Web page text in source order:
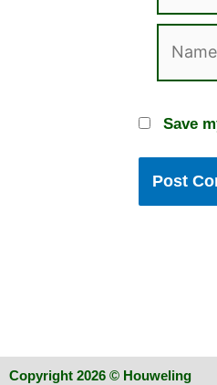
Save
Copyright 2026 © Houweling